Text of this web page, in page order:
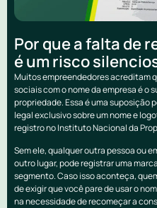
Por que a falta de
é um risco
Muitos empreendedores acreditam
sociais com o nome da empresa é o
propriedade. Essa é uma suposição
legal exclusivo sobre um nome e
registro no Instituto Nacional da
Sem ele, qualquer outra pessoa ou
outro lugar, pode registrar uma
segmento. Caso isso aconteça,
de exigir que você pare de usar o
na necessidade de recomeçar a